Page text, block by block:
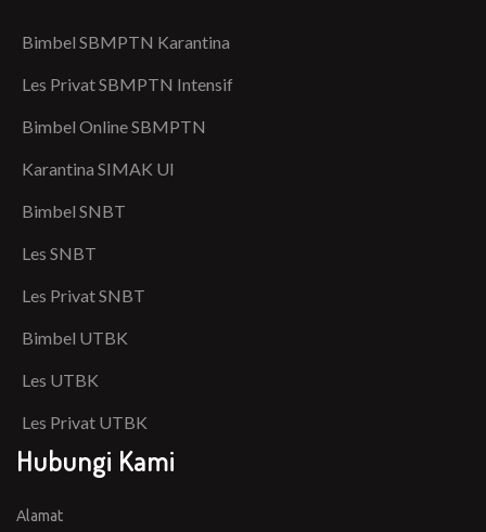
Bimbel SBMPTN Karantina
Les Privat SBMPTN Intensif
Bimbel Online SBMPTN
Karantina SIMAK UI
Bimbel SNBT
Les SNBT
Les Privat SNBT
Bimbel UTBK
Les UTBK
Les Privat UTBK
Hubungi Kami
Alamat